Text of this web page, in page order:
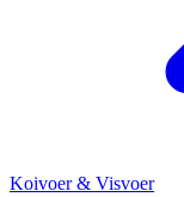
Koivoer & Visvoer